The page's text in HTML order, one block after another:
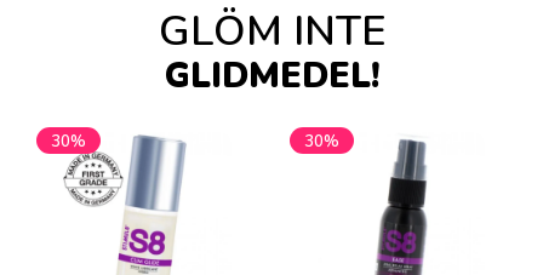
GLÖM INTE
GLIDMEDEL!
30% 30%